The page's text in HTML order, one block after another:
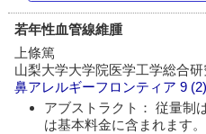
若年性血管線維腫
上條篤
山梨大学大学院医学工学総合
鼻アレルギーフロンティア 9
アブストラクト： 従量制
は基本料金に含まれます。